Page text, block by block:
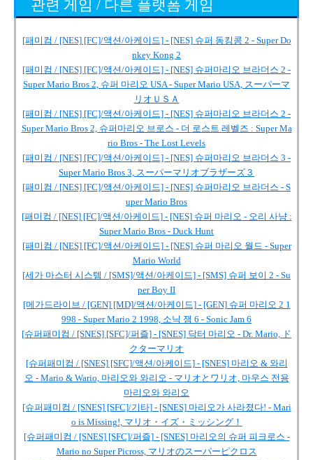
관련 게임 / 다른 플랫폼 게임
[패미컴 / [NES] [FC]/액션/아케이드] - [NES] 슈퍼 동킹콩 2 - Super Do
nkey Kong 2
[패미컴 / [NES] [FC]/액션/아케이드] - [NES] 슈퍼마리오 브라더스 2 -
Super Mario Bros 2, 슈퍼 마리오 USA - Super Mario USA, スーパーマ
リオＵＳＡ
[패미컴 / [NES] [FC]/액션/아케이드] - [NES] 슈퍼마리오 브라더스 2 -
Super Mario Bros 2, 슈퍼마리오 브로스 - 더 로스트 레벨즈 : Super Ma
rio Bros - The Lost Levels
[패미컴 / [NES] [FC]/액션/아케이드] - [NES] 슈퍼마리오 브라더스 3 -
Super Mario Bros 3, スーパーマリオブラザーズ３
[패미컴 / [NES] [FC]/액션/아케이드] - [NES] 슈퍼마리오 브라더스 - S
uper Mario Bros
[패미컴 / [NES] [FC]/액션/아케이드] - [NES] 슈퍼 마리오 - 오리 사냥 :
Super Mario Bros - Duck Hunt
[패미컴 / [NES] [FC]/액션/아케이드] - [NES] 슈퍼 마리오 월드 - Super
Mario World
[세가 마스터 시스템 / [SMS]/액션/아케이드] - [SMS] 슈퍼 보이 2 - Su
per Boy II
[메가드라이브 / [GEN] [MD]/액션/아케이드] - [GEN] 슈퍼 마리오 2 1
998 - Super Mario 2 1998, 소닉 잼 6 - Sonic Jam 6
[슈퍼패미컴 / [SNES] [SFC]/퍼즐] - [SNES] 닥터 마리오 - Dr. Mario, ド
クターマリオ
[슈퍼패미컴 / [SNES] [SFC]/액션/아케이드] - [SNES] 마리오 & 와리
오 - Mario & Wario, 마리오와 와리오 - マリオとワリオ, 마우스 전용
마리오와 와리오
[슈퍼패미컴 / [SNES] [SFC]/기타] - [SNES] 마리오가 사라졌다! - Mari
o is Missing!, マリオ・イズ・ミッシング！
[슈퍼패미컴 / [SNES] [SFC]/퍼즐] - [SNES] 마리오의 슈퍼 피크로스 -
Mario no Super Picross, マリオのスーパーピクロス